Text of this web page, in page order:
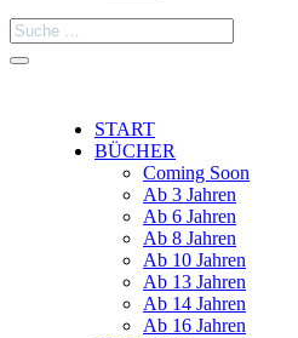
START
BÜCHER
Coming Soon
Ab 3 Jahren
Ab 6 Jahren
Ab 8 Jahren
Ab 10 Jahren
Ab 13 Jahren
Ab 14 Jahren
Ab 16 Jahren